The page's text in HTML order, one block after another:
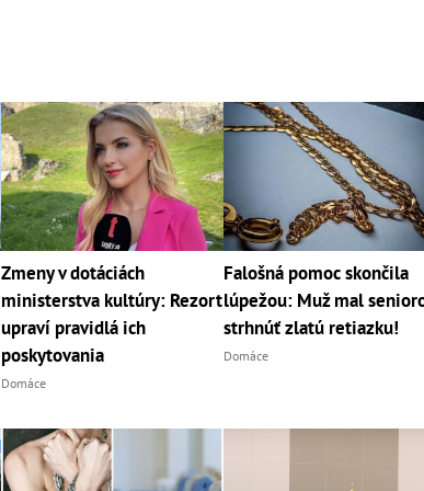
Zmeny v dotáciách
ministerstva kultúry: Rezort
upraví pravidlá ich
poskytovania
Domáce
Falošná pomoc skončila
lúpežou: Muž mal
strhnúť zlatú retiazku!
Domáce